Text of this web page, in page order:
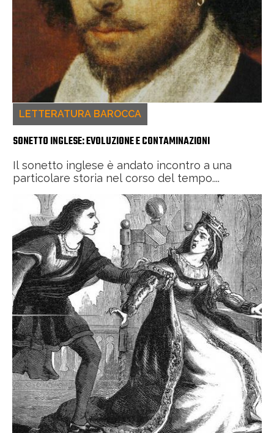
LETTERATURA BAROCCA
SONETTO INGLESE: EVOLUZIONE E CONTAMINAZIONI
Il sonetto inglese è andato incontro a una
particolare storia nel corso del tempo....